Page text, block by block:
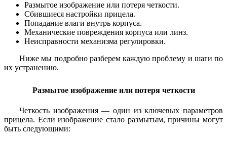
Размытое изображение или потеря четкости.
Сбившиеся настройки прицела.
Попадание влаги внутрь корпуса.
Механические повреждения корпуса или линз.
Неисправности механизма регулировки.
Ниже мы подробно разберем каждую проблему и шаги по
их устранению.
Размытое изображение или потеря четкости
Четкость изображения — один из ключевых параметров
прицела. Если изображение стало размытым, причины могут
быть следующими: